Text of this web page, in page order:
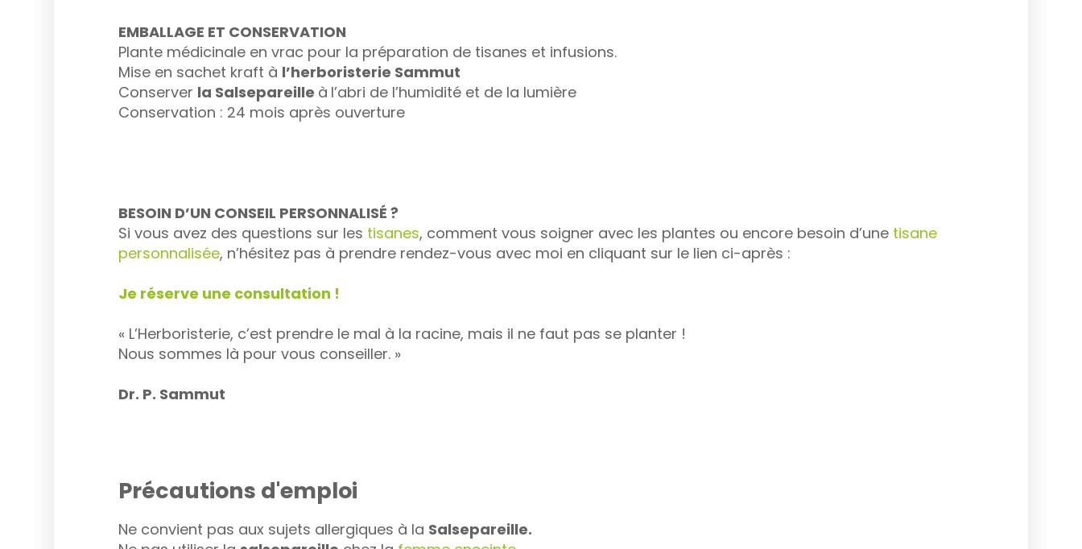
EMBALLAGE ET CONSERVATION
Plante médicinale en vrac pour la préparation de tisanes et infusions.
Mise en sachet kraft à l’herboristerie Sammut
Conserver la Salsepareille à l’abri de l’humidité et de la lumière
Conservation : 24 mois après ouverture
BESOIN D’UN CONSEIL PERSONNALISÉ ?
Si vous avez des questions sur les tisanes, comment vous soigner avec les plantes ou encore besoin d’une tisane
personnalisée, n’hésitez pas à prendre rendez-vous avec moi en cliquant sur le lien ci-après :
Je réserve une consultation !
« L’Herboristerie, c’est prendre le mal à la racine, mais il ne faut pas se planter !
Nous sommes là pour vous conseiller. »
Dr. P. Sammut
Précautions d'emploi
Ne convient pas aux sujets allergiques à la Salsepareille.